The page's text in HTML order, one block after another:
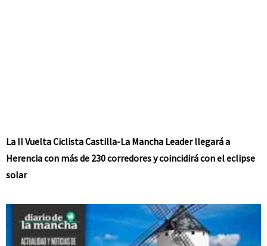
La II Vuelta Ciclista Castilla-La Mancha Leader llegará a
Herencia con más de 230 corredores y coincidirá con el eclipse
solar